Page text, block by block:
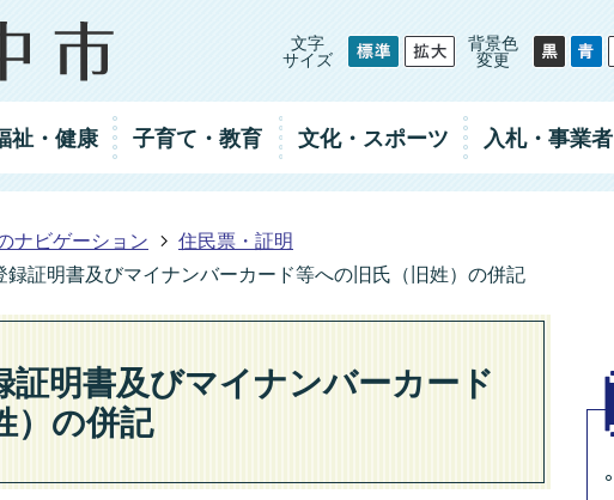
文字
サイズ
背景色
変更
祉・健康 子育て・教育 文化・スポーツ 入札・事業者
ナビゲーション
住民票・証明
録証明書及びマイナンバーカード等への旧氏（旧姓）の併記
証明書及びマイナンバーカード
）の併記